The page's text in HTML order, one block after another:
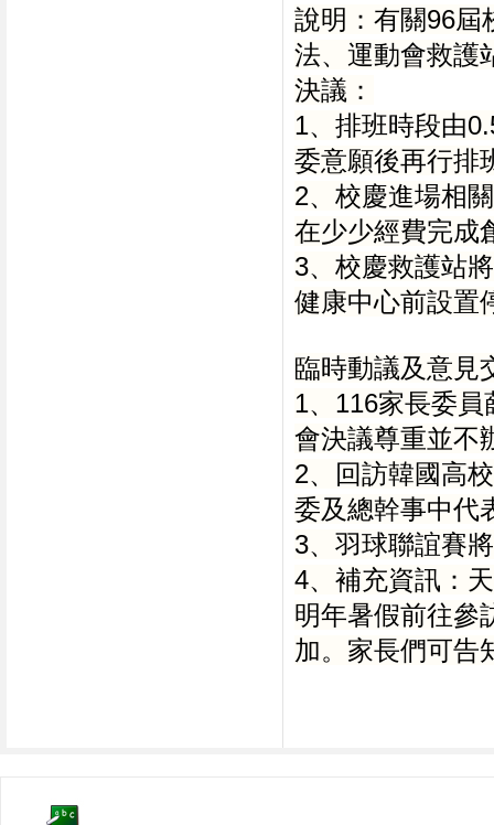
說明：有關96屆
法、運動會救護
決議：
1、排班時段由
委意願後再行排
2、校慶進場相
在少少經費完成
3、校慶救護站
健康中心前設置
臨時動議及意見
1、116家長委
會決議尊重並不
2、回訪韓國高
委及總幹事中代
3、羽球聯誼賽
4、補充資訊：
明年暑假前往參
加。家長們可告